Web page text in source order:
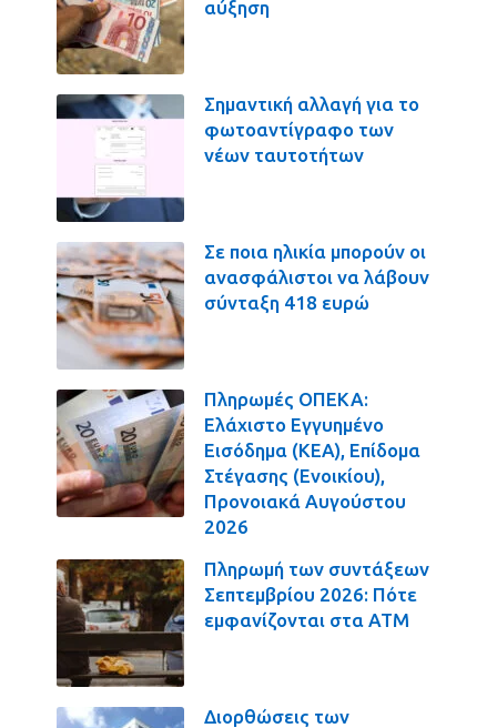
αύξηση
Σημαντική αλλαγή για το
φωτοαντίγραφο των
νέων ταυτοτήτων
Σε ποια ηλικία μπορούν οι
ανασφάλιστοι να λάβουν
σύνταξη 418 ευρώ
Πληρωμές ΟΠΕΚΑ:
Ελάχιστο Εγγυημένο
Εισόδημα (ΚΕΑ), Επίδομα
Στέγασης (Ενοικίου),
Προνοιακά Αυγούστου
2026
Πληρωμή των συντάξεων
Σεπτεμβρίου 2026: Πότε
εμφανίζονται στα ΑΤΜ
Διορθώσεις των